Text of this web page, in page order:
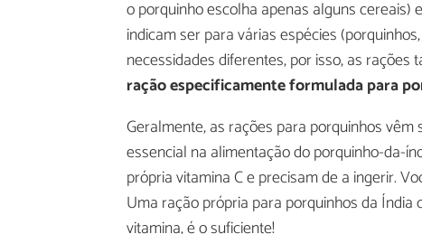
o porquinho escolha apenas alguns
indicam ser para várias espécies
necessidades diferentes, por isso, as
ração especificamente formulada para
Geralmente, as rações para porquinhos
essencial na alimentação do porquinho-da-
própria vitamina C e precisam de a ingerir.
Uma ração própria para porquinhos da
vitamina, é o suficiente!